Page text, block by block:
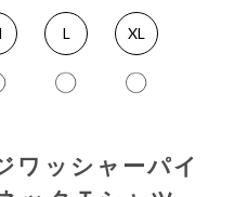
L XL
ワッシャーパイ